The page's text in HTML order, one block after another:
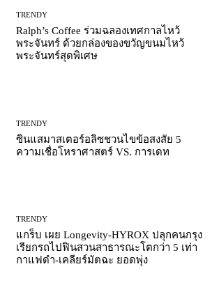
TRENDY
Ralph’s Coffee ร่วมฉลองเทศกาลไหว้
พระจันทร์ ด้วยกล่องของขวัญขนมไหว้
พระจันทร์สุดพิเศษ
TRENDY
ซินแสมาสเตอร์อลิซชวนไขข้อสงสัย 5
ความเชื่อโหราศาสตร์ VS. การเดท
TRENDY
แกร็บ เผย Longevity-HYROX ปลุกคนกรุง
เรียกรถไปฟินสวนสาธารณะโตกว่า 5 เท่า
กาแฟดำ-เคลียร์มัตฉะ ยอดพุ่ง